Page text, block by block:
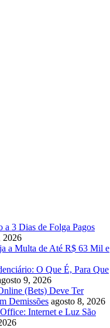
3 Dias de Folga Pagos
2026
a Multa de Até R$ 63 Mil e
O Que É, Para Que
9, 2026
(Bets) Deve Ter
Demissões agosto 8, 2026
Internet e Luz São